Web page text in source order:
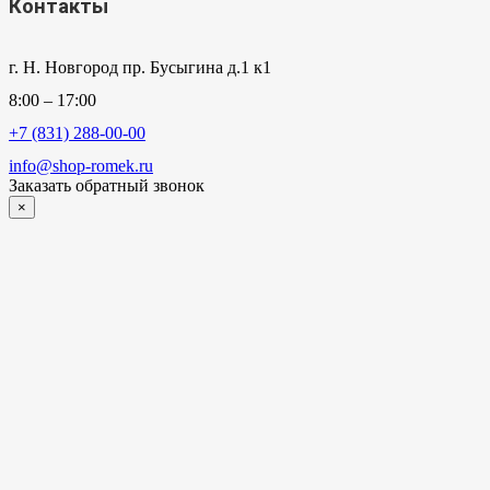
Контакты
г. Н. Новгород пр. Бусыгина д.1 к1
8:00 – 17:00
+7 (831) 288-00-00
info@shop-romek.ru
Заказать обратный звонок
×